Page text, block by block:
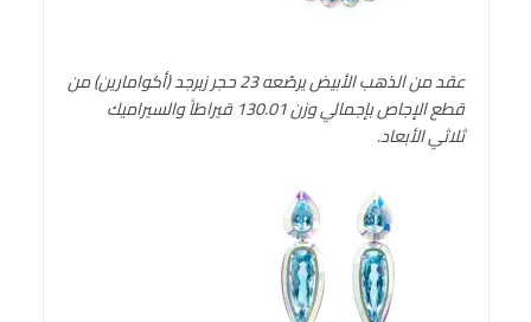
عقد من الذهب الأبيض يرصّعه 23 حجر زبرجد (أكوامارين) من
قطع الإجاص بإجمالي وزن 130.01 قيراطاً والسيراميك
ثلاثي الأبعاد.